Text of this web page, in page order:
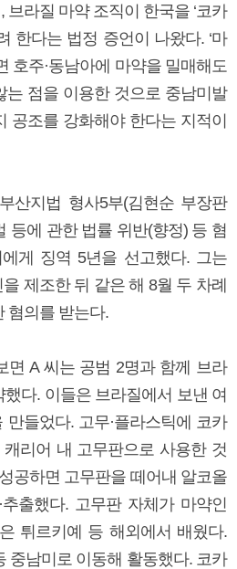
라질 마약 조직이 한국을 ‘코카
한다는 법정 증언이 나왔다. ‘마
호주·동남아에 마약을 밀매해도
는 점을 이용한 것으로 중남미발
공조를 강화해야 한다는 지적이
산지법 형사5부(김현순 부장판
등에 관한 법률 위반(향정) 등 혐
게 징역 5년을 선고했다. 그는
제조한 뒤 같은 해 8월 두 차례
혐의를 받는다.
면 A 씨는 공범 2명과 함께 브라
다. 이들은 브라질에서 보낸 여
들었다. 고무·플라스틱에 코카
리어 내 고무판으로 사용한 것
공하면 고무판을 떼어내 알코올
출했다. 고무판 자체가 마약인
튀르키예 등 해외에서 배웠다.
중남미로 이동해 활동했다. 코카